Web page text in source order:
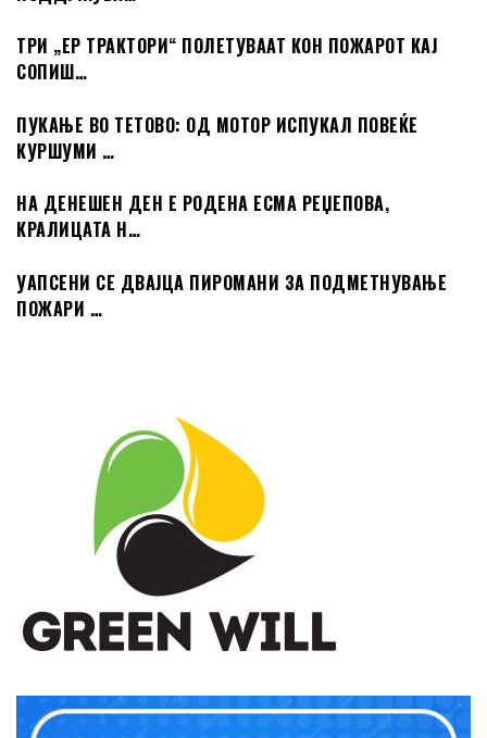
ТРИ „ЕР ТРАКТОРИ“ ПОЛЕТУВААТ КОН ПОЖАРОТ КАЈ
СОПИШ…
ПУКАЊЕ ВО ТЕТОВО: ОД МОТОР ИСПУКАЛ ПОВЕЌЕ
КУРШУМИ …
НА ДЕНЕШЕН ДЕН Е РОДЕНА ЕСМА РЕЏЕПОВА,
КРАЛИЦАТА Н…
УАПСЕНИ СЕ ДВАЈЦА ПИРОМАНИ ЗА ПОДМЕТНУВАЊЕ
ПОЖАРИ …